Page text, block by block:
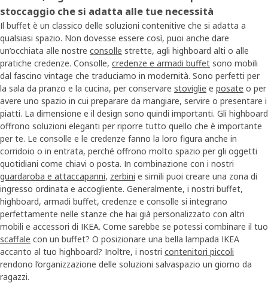
stoccaggio che si adatta alle tue necessità
Il buffet è un classico delle soluzioni contenitive che si adatta a
qualsiasi spazio. Non dovesse essere così, puoi anche dare
un’occhiata alle nostre consolle strette, agli highboard alti o alle
pratiche credenze. Consolle, credenze e armadi buffet sono mobili
dal fascino vintage che traduciamo in modernità. Sono perfetti per
la sala da pranzo e la cucina, per conservare stoviglie e posate o per
avere uno spazio in cui preparare da mangiare, servire o presentare i
piatti. La dimensione e il design sono quindi importanti. Gli highboard
offrono soluzioni eleganti per riporre tutto quello che è importante
per te. Le consolle e le credenze fanno la loro figura anche in
corridoio o in entrata, perché offrono molto spazio per gli oggetti
quotidiani come chiavi o posta. In combinazione con i nostri
guardaroba e attaccapanni, zerbini e simili puoi creare una zona di
ingresso ordinata e accogliente. Generalmente, i nostri buffet,
highboard, armadi buffet, credenze e consolle si integrano
perfettamente nelle stanze che hai già personalizzato con altri
mobili e accessori di IKEA. Come sarebbe se potessi combinare il tuo
scaffale con un buffet? O posizionare una bella lampada IKEA
accanto al tuo highboard? Inoltre, i nostri contenitori piccoli
rendono l’organizzazione delle soluzioni salvaspazio un giorno da
ragazzi.